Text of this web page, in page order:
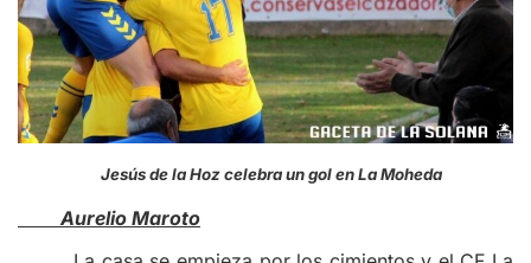
Jesús de la Hoz celebra un gol en La Moheda
Aurelio Maroto